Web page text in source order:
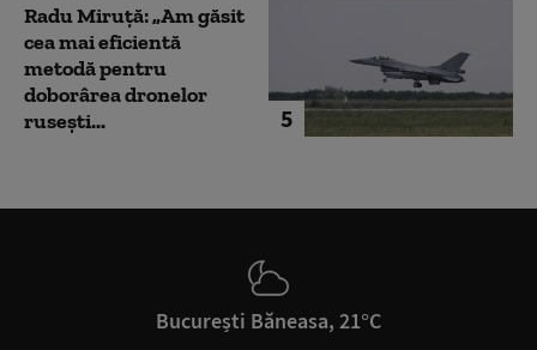
5
Radu Miruță: „Am găsit
cea mai eficientă
metodă pentru
doborârea dronelor
rusești...
București Băneasa, 21°C